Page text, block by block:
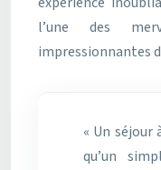
l’une des
impressionnantes
« Un séjour
qu’un